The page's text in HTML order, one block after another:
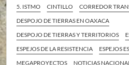
5. ISTMO CINTILLO
CORREDOR
DESPOJO DE TIERRAS EN OAXACA
DESPOJO DE TIERRAS Y TERRITORIOS
ESPEJOS DE LA RESISTENCIA
ESPEJOS
MEGAPROYECTOS
NOTICIAS